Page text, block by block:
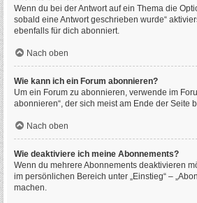
Wenn du bei der Antwort auf ein Thema die
sobald eine Antwort geschrieben wurde“
ebenfalls für dich abonniert.
Nach oben
Wie kann ich ein Forum abonnieren?
Um ein Forum zu abonnieren, verwende im
abonnieren“, der sich meist am Ende der Seite
Nach oben
Wie deaktiviere ich meine Abonnements?
Wenn du mehrere Abonnements deaktivieren
im persönlichen Bereich unter „Einstieg“ –
machen.